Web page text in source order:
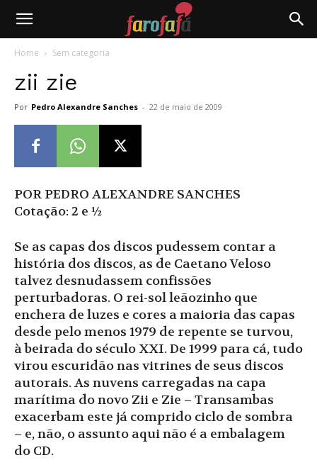
Farofafá
Home Sem categoria
zii zie
Por Pedro Alexandre Sanches - 22 de maio de 2009
POR PEDRO ALEXANDRE SANCHES
Cotação: 2 e ½
Se as capas dos discos pudessem contar a
história dos discos, as de Caetano Veloso
talvez desnudassem confissões
perturbadoras. O rei-sol leãozinho que
enchera de luzes e cores a maioria das capas
desde pelo menos 1979 de repente se turvou,
à beirada do século XXI. De 1999 para cá, tudo
virou escuridão nas vitrines de seus discos
autorais. As nuvens carregadas na capa
marítima do novo Zii e Zie – Transambas
exacerbam este já comprido ciclo de sombra
– e, não, o assunto aqui não é a embalagem
do CD.